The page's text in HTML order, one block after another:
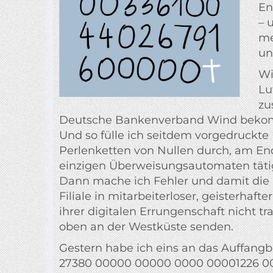
–
Deutsche Bankenverband Wind
Und so fülle ich seitdem
Perlenketten von Nullen durch, am
einzigen Überweisungsautomaten
Dann mache ich Fehler und damit
Filiale in mitarbeiterloser,
ihrer digitalen Errungenschaft nicht
oben an der Westküste senden.
Gestern habe ich eins an das
27380 00000 00000 0000 00001226